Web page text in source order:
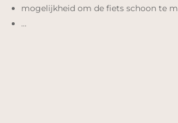
mogelijkheid om de fiets schoon te
…